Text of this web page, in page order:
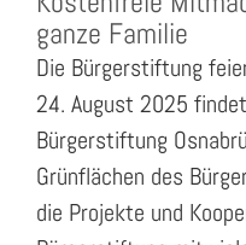
ganze Familie
Die Bürgerstiftung
24. August 2025
Bürgerstiftung
Grünflächen des
die Projekte und